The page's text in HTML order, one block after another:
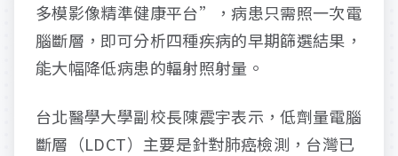
多模影像精準健康平台”，病患只需照一次電
腦斷層，即可分析四種疾病的早期篩選結果，
能大幅降低病患的輻射照射量。
台北醫學大學副校長陳震宇表示，低劑量電腦
斷層（LDCT）主要是針對肺癌檢測，台灣已